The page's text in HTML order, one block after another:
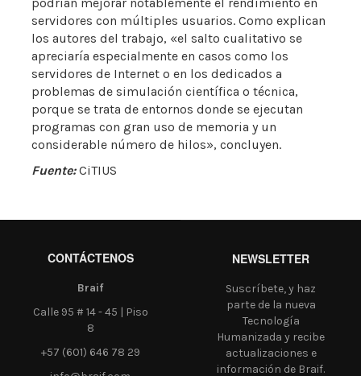
podrían mejorar notablemente el rendimiento en
servidores con múltiples usuarios. Como explican
los autores del trabajo, «el salto cualitativo se
apreciaría especialmente en casos como los
servidores de Internet o en los dedicados a
problemas de simulación científica o técnica,
porque se trata de entornos donde se ejecutan
programas con gran uso de memoria y un
considerable número de hilos», concluyen.
Fuente:CiTIUS
CONTÁCTENOS
Braif
Calle 95 # 14 - 45 | Piso
8
+57 (601) 646 78 29
NEWSLETTER
Suscríbete, y haz
parte de la nueva
Tecnología
Humanizada y recibe
actualizaciones e
información de Braif.